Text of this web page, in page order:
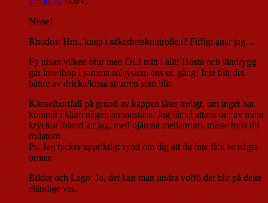
Nisse!
Rhodos: Hm.. knep i säkerhetskontrollen? Fiffigt anar jag…
Fy tusan vilken otur med ÖLI mitt i allt! Hosta och ländrygg
går inte ihop i samma solsystem ens en gång! Inte blir det
bättre av dricka/kissa snurren som blir.
Känselbortfall på grund av käppen låter troligt, om inget har
kommit i kläm någon annanstans. Jag får så attans ont av mina
kryckor ibland att jag, med ojämna mellanrum, måste byta till
rollatorn.
Ps. Jag tycker uppriktigt synd om dig att du inte fick se några
ormar.
Bilder och Lego: Jo, det kan man undra voffö det blir på dette
eländige vis..